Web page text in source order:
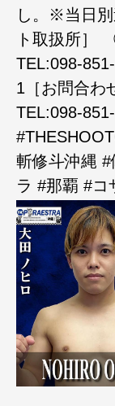
し。※当日別
ト取扱所］
TEL:098-
1［お問合わ
TEL:098-
斬修斗沖縄 #
ラ #那覇 #コ